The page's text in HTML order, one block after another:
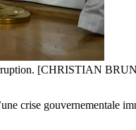
[CHRISTIAN
crise gouvernementale